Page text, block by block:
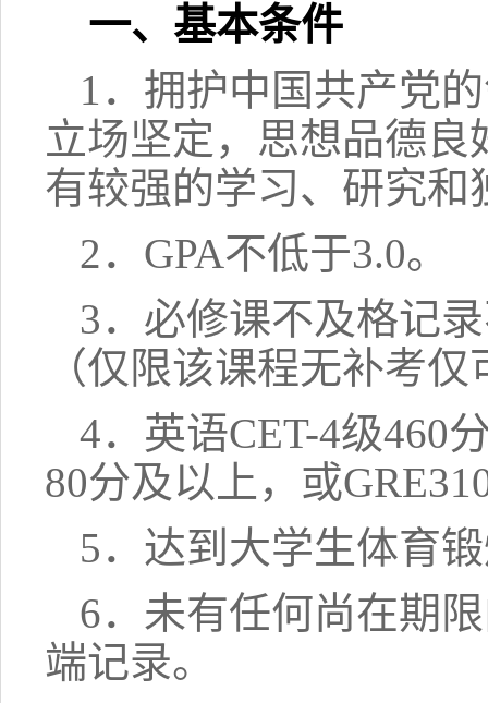
一、基本条件
1．拥护中国共产党
立场坚定，思想品德
有较强的学习、研究
2．GPA不低于3.0。
3．必修课不及格记
（仅限该课程无补考
4．英语CET-4级460
80分及以上，或
5．达到大学生体育
6．未有任何尚在期
端记录。